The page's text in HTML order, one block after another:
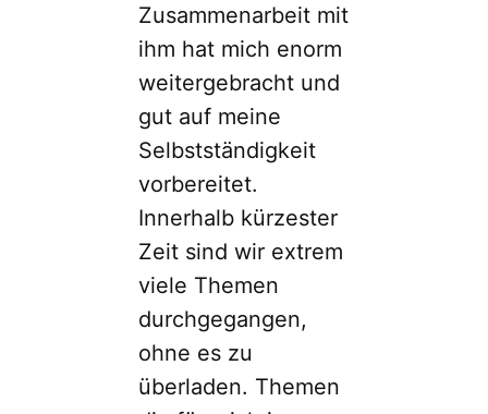
Zusammenarbeit mit
ihm hat mich enorm
weitergebracht und
gut auf meine
Selbstständigkeit
vorbereitet.
Innerhalb kürzester
Zeit sind wir extrem
viele Themen
durchgegangen,
ohne es zu
überladen. Themen